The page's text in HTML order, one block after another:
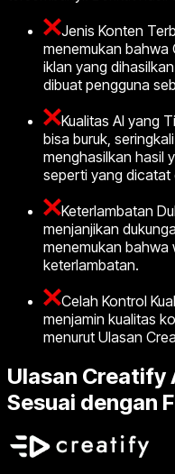
Jenis Konten
menemukan bahwa
iklan yang
dibuat pengguna
Kualitas AI yang
bisa buruk,
menghasilkan hasil
seperti yang dicatat
Keterlambatan
menjanjikan
menemukan bahwa
keterlambatan.
Celah Kontrol
menjamin kualitas
menurut Ulasan
Ulasan Creatify
Sesuai dengan